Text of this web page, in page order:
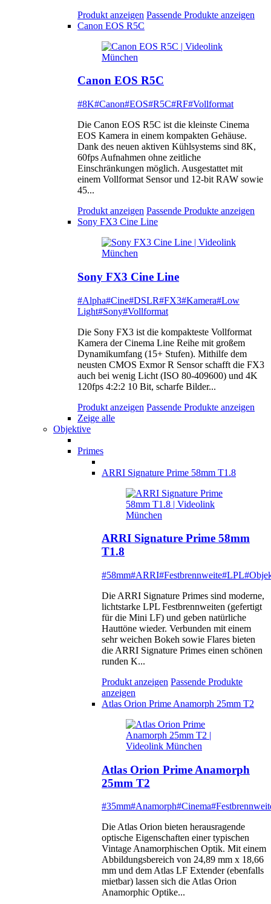
Produkt anzeigen Passende Produkte anzeigen
Canon EOS R5C
Canon EOS R5C
#8K#Canon#EOS#R5C#RF#Vollformat
Die Canon EOS R5C ist die kleinste Cinema
EOS Kamera in einem kompakten Gehäuse.
Dank des neuen aktiven Kühlsystems sind 8K,
60fps Aufnahmen ohne zeitliche
Einschränkungen möglich. Ausgestattet mit
einem Vollformat Sensor und 12-bit RAW sowie
45...
Produkt anzeigen Passende Produkte anzeigen
Sony FX3 Cine Line
Sony FX3 Cine Line
#Alpha#Cine#DSLR#FX3#Kamera#Low
Light#Sony#Vollformat
Die Sony FX3 ist die kompakteste Vollformat
Kamera der Cinema Line Reihe mit großem
Dynamikumfang (15+ Stufen). Mithilfe dem
neusten CMOS Exmor R Sensor schafft die FX3
auch bei wenig Licht (ISO 80-409600) und 4K
120fps 4:2:2 10 Bit, scharfe Bilder...
Produkt anzeigen Passende Produkte anzeigen
Zeige alle
Objektive
Primes
ARRI Signature Prime 58mm T1.8
ARRI Signature Prime 58mm
T1.8
#58mm#ARRI#Festbrennweite#LPL
Die ARRI Signature Primes sind moderne,
lichtstarke LPL Festbrennweiten (gefertigt
für die Mini LF) und geben natürliche
Hauttöne wieder. Verbunden mit einem
sehr weichen Bokeh sowie Flares bieten
die ARRI Signature Primes einen schönen
runden K...
Produkt anzeigen Passende Produkte
anzeigen
Atlas Orion Prime Anamorph 25mm T2
Atlas Orion Prime Anamorph
25mm T2
#35mm#Anamorph#Cinema
Die Atlas Orion bieten herausragende
optische Eigenschaften einer typischen
Vintage Anamorphischen Optik. Mit einem
Abbildungsbereich von 24,89 mm x 18,66
mm und dem Atlas LF Extender (ebenfalls
mietbar) lassen sich die Atlas Orion
Anamorphic Optike...